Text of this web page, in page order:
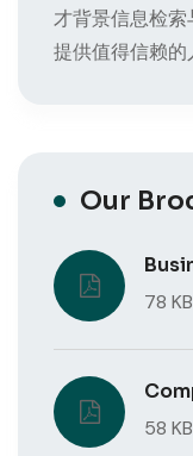
才背景信息检
提供值得信赖的
Our
78 KB
58 KB